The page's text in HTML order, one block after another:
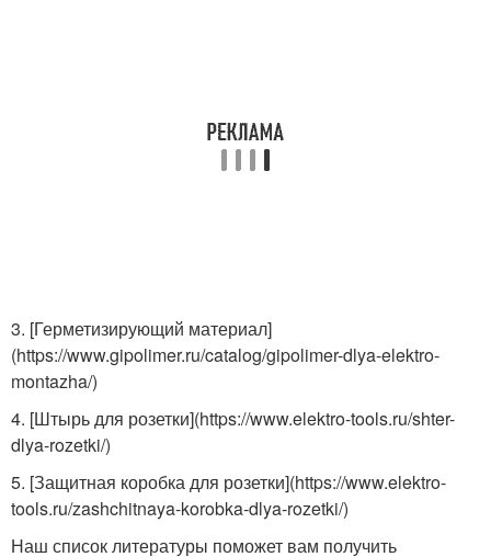
3. [Герметизирующий материал]
(https://www.gipolimer.ru/catalog/gipolimer-dlya-elektro-
montazha/)
4. [Штырь для розетки](https://www.elektro-tools.ru/shter-
dlya-rozetki/)
5. [Защитная коробка для розетки](https://www.elektro-
tools.ru/zashchitnaya-korobka-dlya-rozetki/)
Наш список литературы поможет вам получить